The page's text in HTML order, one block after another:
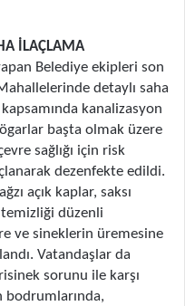
İLAÇLAMA
Belediye ekipleri son
detaylı saha
kanalizasyon
başta olmak üzere
sağlığı için risk
dezenfekte edildi.
açık kaplar, saksı
düzenli
ve sineklerin üremesine
Vatandaşlar da
sorunu ile karşı
bodrumlarında,